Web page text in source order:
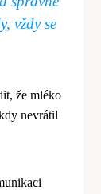
vždy se
že mléko
nevrátil